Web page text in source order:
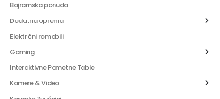
Bajramska ponuda
Dodatna oprema
Električni romobili
Gaming
Interaktivne Pametne Table
Kamere & Video